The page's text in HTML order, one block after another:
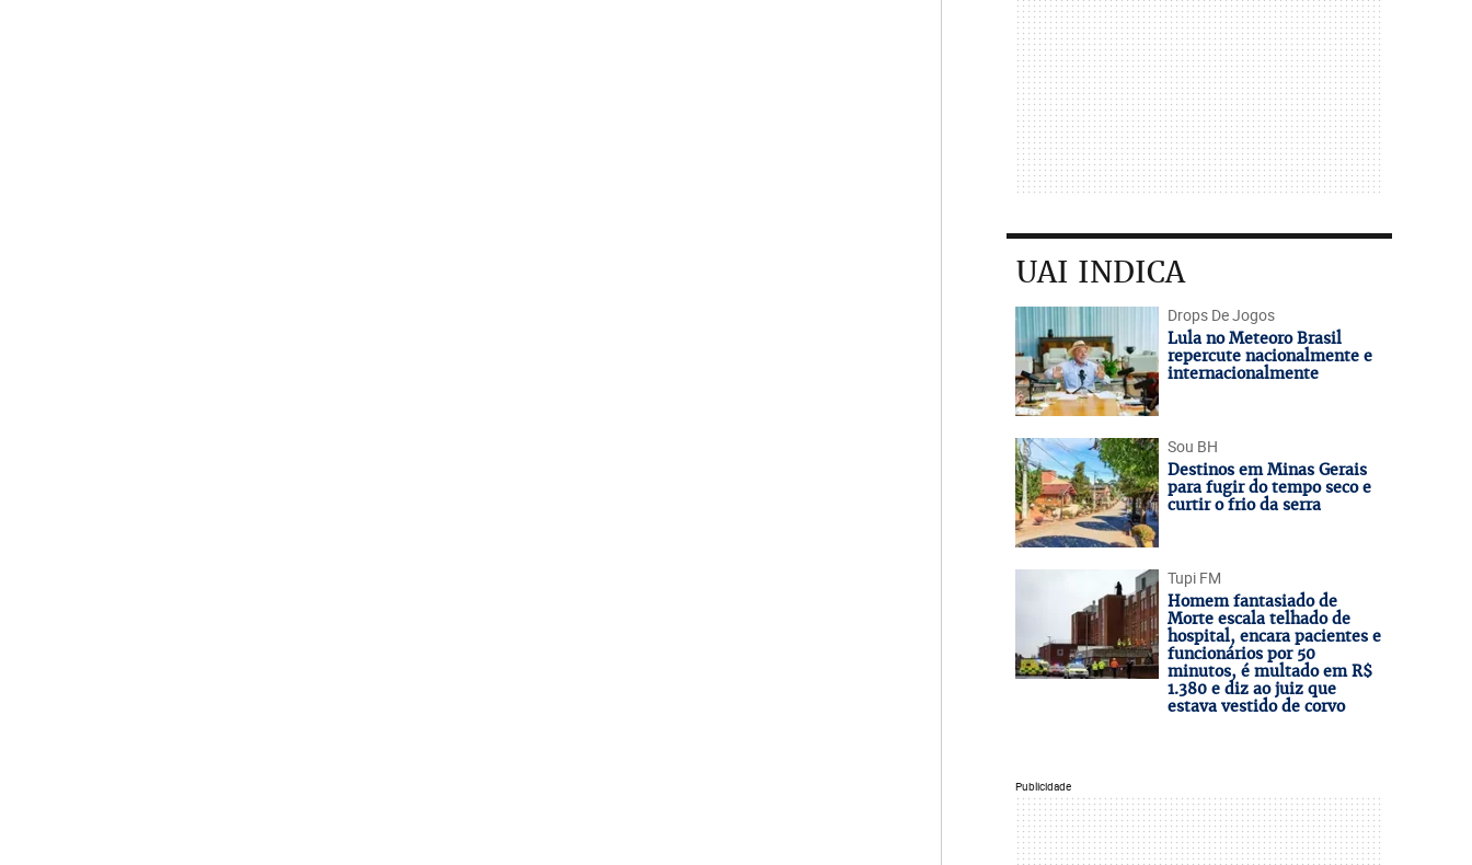
UAI INDICA
Drops De Jogos
Lula no Meteoro Brasil
repercute nacionalmente e
internacionalmente
Sou BH
Destinos em Minas Gerais
para fugir do tempo seco e
curtir o frio da serra
Tupi FM
Homem fantasiado de
Morte escala telhado de
hospital, encara pacientes e
funcionários por 50
minutos, é multado em R$
1.380 e diz ao juiz que
estava vestido de corvo
Publicidade